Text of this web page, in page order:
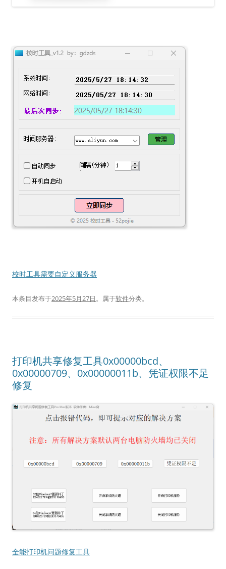
校时工具需要自定义服务器
本条目发布于2025年5月27日。属于软件分类。
打印机共享修复工具0x00000bcd、
0x00000709、0x00000011b、凭证权限不足
修复
全能打印机问题修复工具